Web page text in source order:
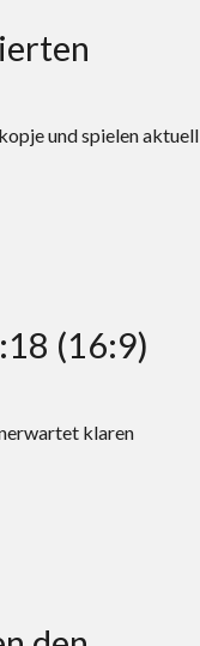
und spielen aktuell
(16:9)
klaren